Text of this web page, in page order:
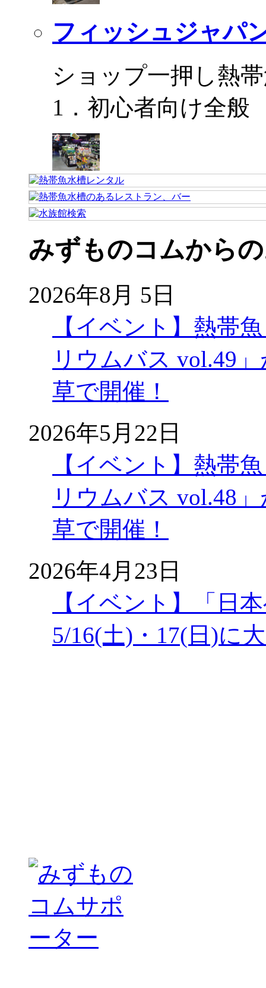
フィッシュジャパ
ショップ一押し熱
1．初心者向け全
みずものコムから
2026年8月 5日
【イベント】熱帯
リウムバス vol.49
草で開催！
2026年5月22日
【イベント】熱帯
リウムバス vol.48
草で開催！
2026年4月23日
【イベント】「日
5/16(土)・17(日)に